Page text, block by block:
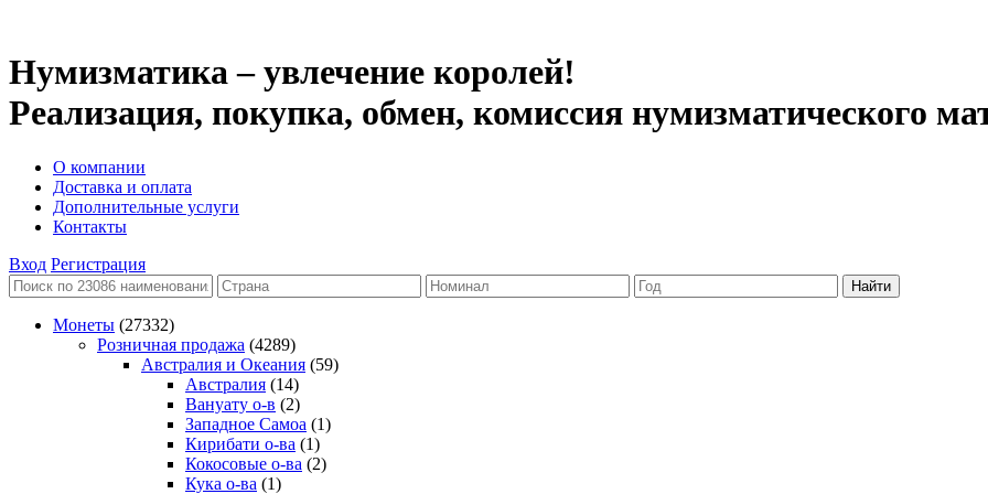
Нумизматика – увлечение королей!
Реализация, покупка, обмен, комиссия нумизматического
О компании
Доставка и оплата
Дополнительные услуги
Контакты
Вход Регистрация
Монеты (27332)
Розничная продажа (4289)
Австралия и Океания (59)
Австралия (14)
Вануату о-в (2)
Западное Самоа (1)
Кирибати о-ва (1)
Кокосовые о-ва (2)
Кука о-ва (1)